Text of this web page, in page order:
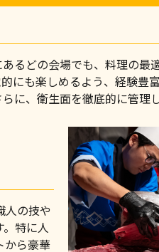
るどの会場でも、料理の最
的にも楽しめるよう、経験豊
に、衛生面を徹底的に管理
人の技や
特に人
から豪華